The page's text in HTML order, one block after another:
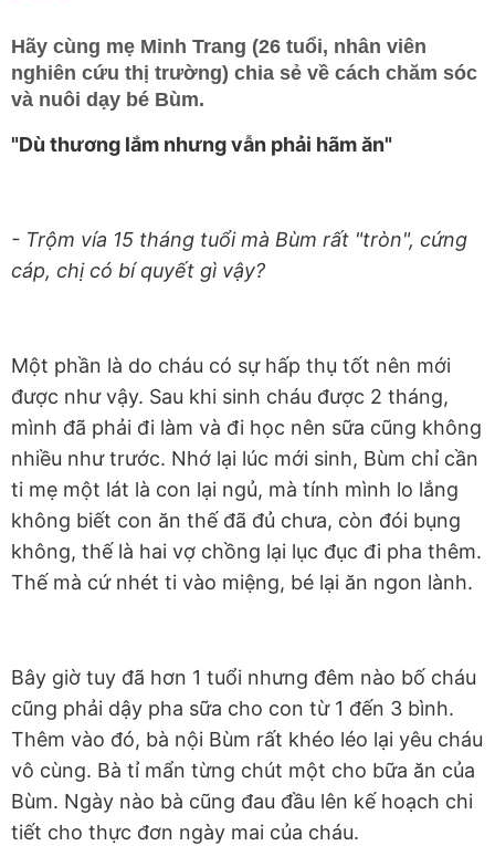
Hãy cùng mẹ Minh Trang (26 tuổi, nhân viên
nghiên cứu thị trường) chia sẻ về cách chăm sóc
và nuôi dạy bé Bùm.
"Dù thương lắm nhưng vẫn phải hãm ăn"
- Trộm vía 15 tháng tuổi mà Bùm rất "tròn", cứng
cáp, chị có bí quyết gì vậy?
Một phần là do cháu có sự hấp thụ tốt nên mới
được như vậy. Sau khi sinh cháu được 2 tháng,
mình đã phải đi làm và đi học nên sữa cũng không
nhiều như trước. Nhớ lại lúc mới sinh, Bùm chỉ cần
ti mẹ một lát là con lại ngủ, mà tính mình lo lắng
không biết con ăn thế đã đủ chưa, còn đói bụng
không, thế là hai vợ chồng lại lục đục đi pha thêm.
Thế mà cứ nhét ti vào miệng, bé lại ăn ngon lành.
Bây giờ tuy đã hơn 1 tuổi nhưng đêm nào bố cháu
cũng phải dậy pha sữa cho con từ 1 đến 3 bình.
Thêm vào đó, bà nội Bùm rất khéo léo lại yêu cháu
vô cùng. Bà tỉ mẩn từng chút một cho bữa ăn của
Bùm. Ngày nào bà cũng đau đầu lên kế hoạch chi
tiết cho thực đơn ngày mai của cháu.